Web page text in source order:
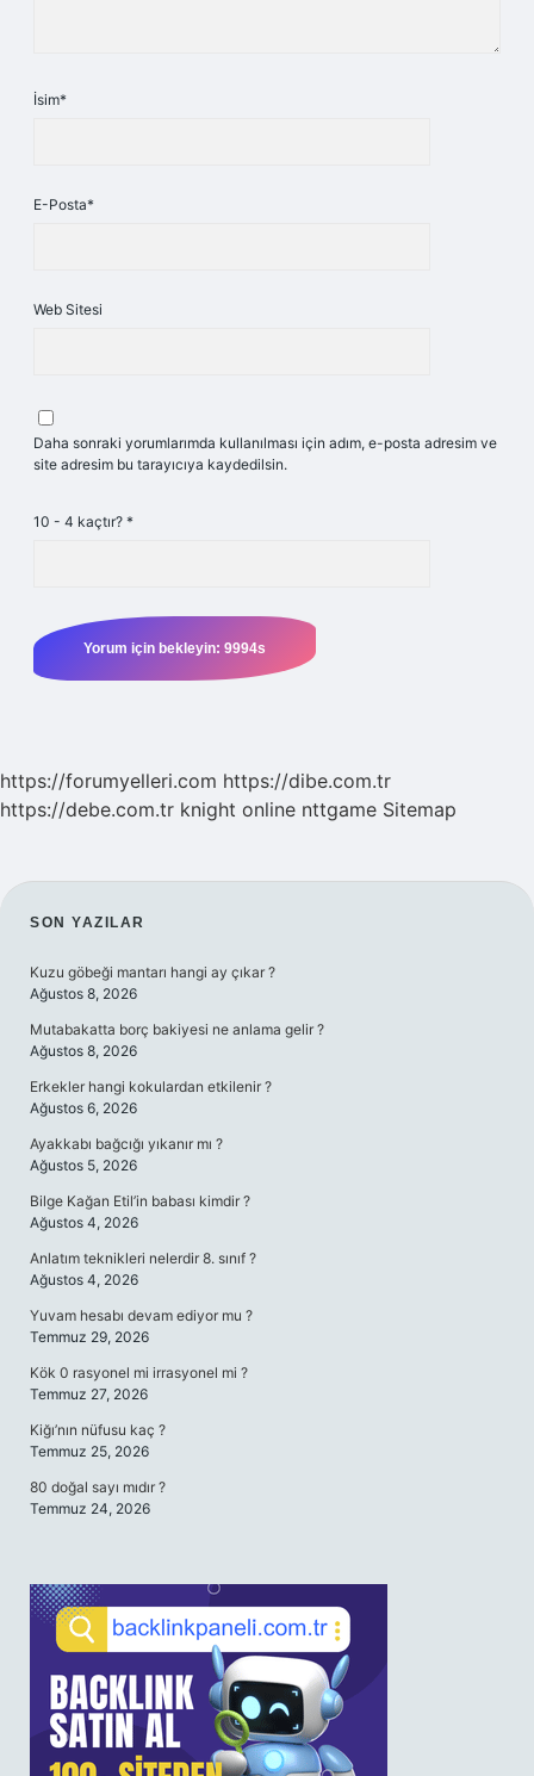
İsim*
E-Posta*
Web Sitesi
Daha sonraki yorumlarımda kullanılması için adım, e-posta adresim ve
site adresim bu tarayıcıya kaydedilsin.
10 - 4 kaçtır? *
https://forumyelleri.com https://dibe.com.tr
https://debe.com.tr knight online nttgame Sitemap
SIDEBAR
SON YAZILAR
Kuzu göbeği mantarı hangi ay çıkar ?
Ağustos 8, 2026
Mutabakatta borç bakiyesi ne anlama gelir ?
Ağustos 8, 2026
Erkekler hangi kokulardan etkilenir ?
Ağustos 6, 2026
Ayakkabı bağcığı yıkanır mı ?
Ağustos 5, 2026
Bilge Kağan Etil’in babası kimdir ?
Ağustos 4, 2026
Anlatım teknikleri nelerdir 8. sınıf ?
Ağustos 4, 2026
Yuvam hesabı devam ediyor mu ?
Temmuz 29, 2026
Kök 0 rasyonel mi irrasyonel mi ?
Temmuz 27, 2026
Kiğı’nın nüfusu kaç ?
Temmuz 25, 2026
80 doğal sayı mıdır ?
Temmuz 24, 2026